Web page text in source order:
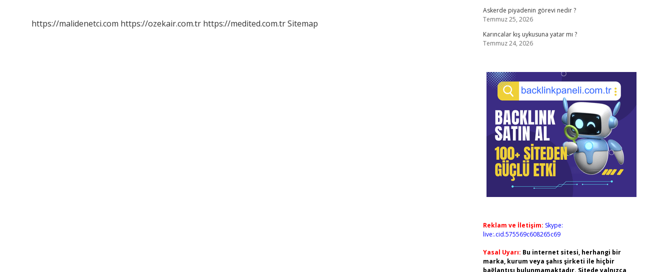
https://malidenetci.com https://ozekair.com.tr https://medited.com.trSitemap
Askerde piyadenin görevi nedir ?
Temmuz 25, 2026
Karıncalar kış uykusuna yatar mı ?
Temmuz 24, 2026
Reklam ve İletişim: Skype:
live:.cid.575569c608265c69
Yasal Uyarı: Bu internet sitesi, herhangi bir
marka, kurum veya şahıs şirketi ile hiçbir
bağlantısı bulunmamaktadır. Sitede yalnızca